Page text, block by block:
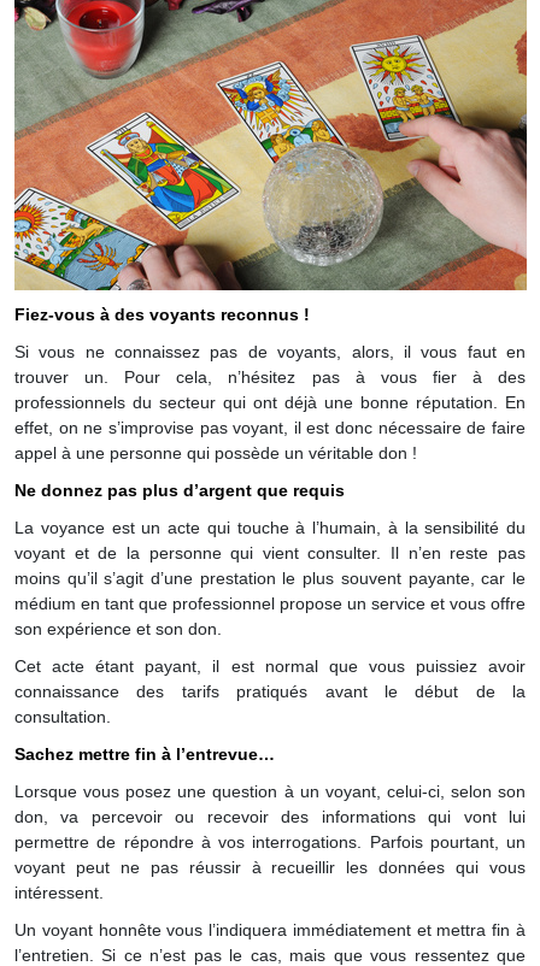
Fiez-vous à des voyants reconnus !
Si vous ne connaissez pas de voyants, alors, il vous faut en
trouver un. Pour cela, n’hésitez pas à vous fier à des
professionnels du secteur qui ont déjà une bonne réputation. En
effet, on ne s’improvise pas voyant, il est donc nécessaire de faire
appel à une personne qui possède un véritable don !
Ne donnez pas plus d’argent que requis
La voyance est un acte qui touche à l’humain, à la sensibilité du
voyant et de la personne qui vient consulter. Il n’en reste pas
moins qu’il s’agit d’une prestation le plus souvent payante, car le
médium en tant que professionnel propose un service et vous offre
son expérience et son don.
Cet acte étant payant, il est normal que vous puissiez avoir
connaissance des tarifs pratiqués avant le début de la
consultation.
Sachez mettre fin à l’entrevue…
Lorsque vous posez une question à un voyant, celui-ci, selon son
don, va percevoir ou recevoir des informations qui vont lui
permettre de répondre à vos interrogations. Parfois pourtant, un
voyant peut ne pas réussir à recueillir les données qui vous
intéressent.
Un voyant honnête vous l’indiquera immédiatement et mettra fin à
l’entretien. Si ce n’est pas le cas, mais que vous ressentez que